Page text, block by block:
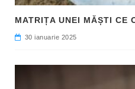
30 ianuarie 2025